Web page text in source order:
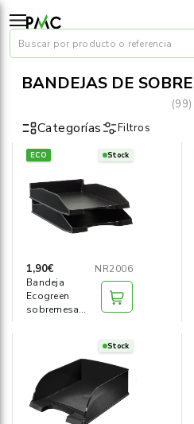
Material oficina
Tinta y tóner
Informática
Mobiliario
Buscar por producto o referencia
BANDEJAS DE
Categorías Filtros
ECO Stock
1,90€
NR2006
Bandeja
Ecogreen
sobremesa
Stock